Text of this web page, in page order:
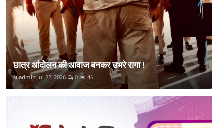
छात्र आंदोलन की आवाज बनकर उभरे रागा !
suadmin Jul 22, 2026 0 46